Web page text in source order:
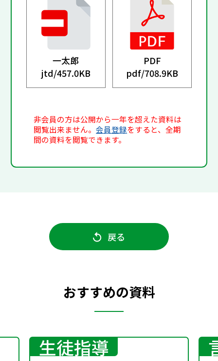
一太郎
jtd/457.0KB
PDF
pdf/708.9KB
非会員の方は公開から一年を超えた資料は
閲覧出来ません。会員登録をすると、全期
間の資料を閲覧できます。
戻る
おすすめの資料
生徒指導